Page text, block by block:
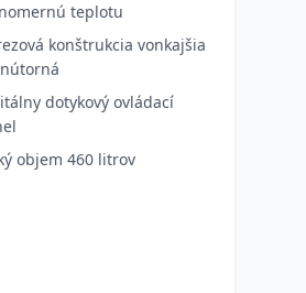
teplotu
konštrukcia vonkajšia
dotykový ovládací
objem 460 litrov